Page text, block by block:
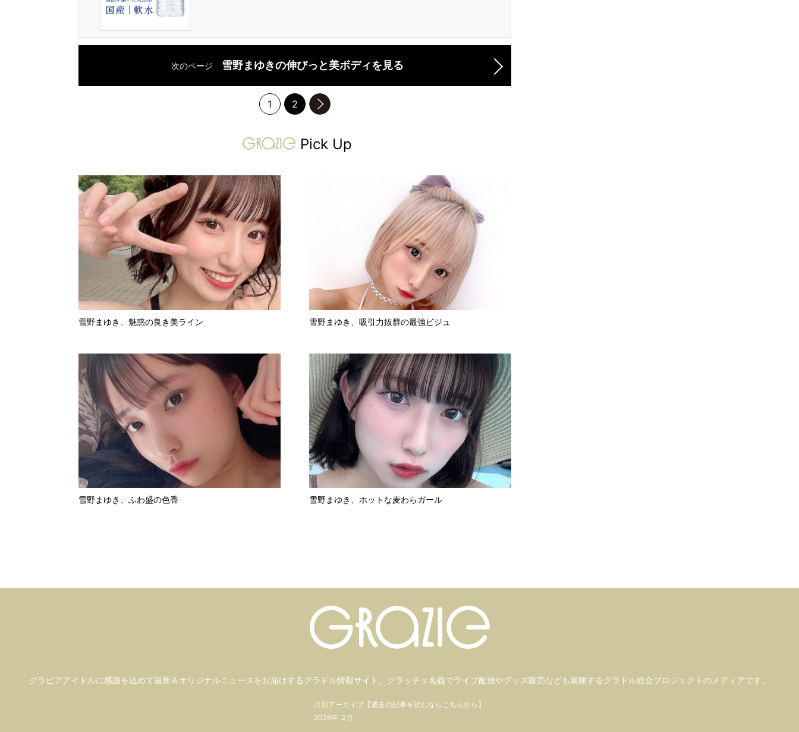
次のページ 雪野まゆきの伸びっと美ボディを見る
1 2
次のページへ
gravure-grazie
Pick Up
雪野まゆき、魅惑の良き美ライン 雪野まゆき、吸引力抜群の最強ビジュ
雪野まゆき、ふわ盛の色香 雪野まゆき、ホットな麦わらガール
グラビアアイドルに感謝を込めて最新＆オリジナルニュースをお届けするグラドル情報サイト。 グラッチェ名義でライブ配信やグッズ販売なども展開するグラドル総合プロジェクトのメディアです。
月別アーカイブ【過去の記事を読むならこちらから】
2026年 2月